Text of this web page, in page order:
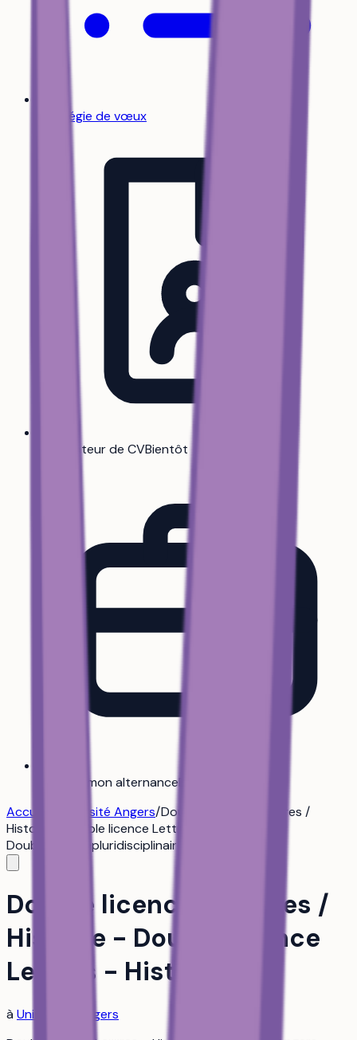
Stratégie de vœux
Générateur de CVBientôt
Trouver mon alternance
Accueil
Université Angers/Double licence - Lettres /
Histoire - Double licence Lettres - Histoire
Double licence pluridisciplinaire
Double licence - Lettres /
Histoire - Double licence
Lettres - Histoire
à Université Angers